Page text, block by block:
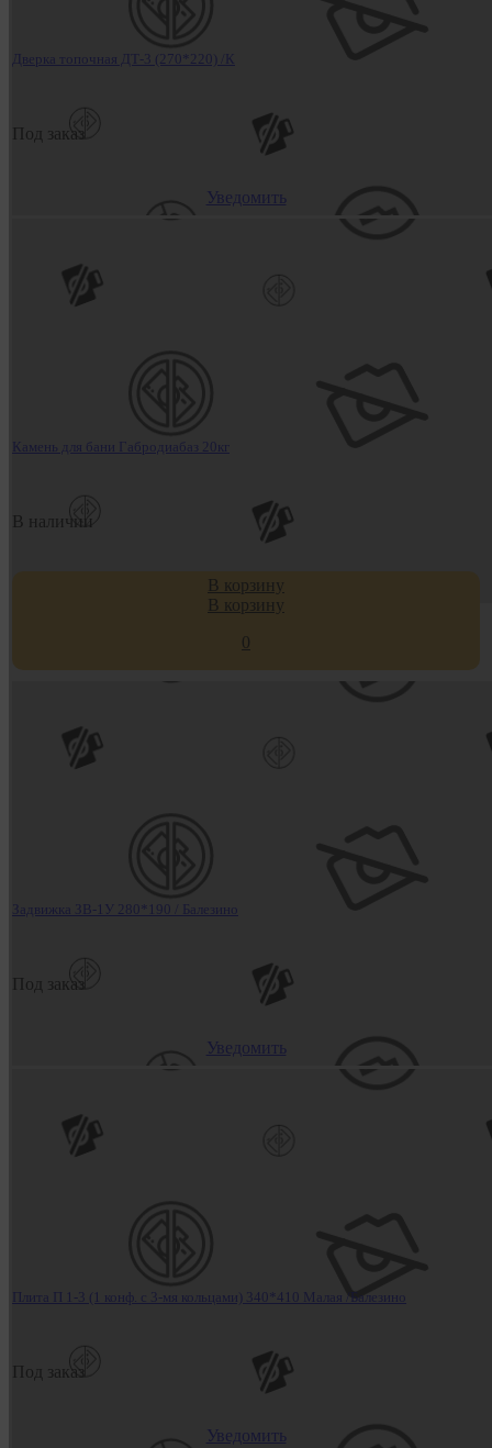
Дверка топочная ДТ-3 (270*220) /К
Под заказ
Уведомить
Камень для бани Габродиабаз 20кг
В наличии
В корзину
В корзину
0
Задвижка ЗВ-1У 280*190 / Балезино
Под заказ
Уведомить
Плита П 1-3 (1 конф. с 3-мя кольцами) 340*410 Малая /Балезино
Под заказ
Уведомить